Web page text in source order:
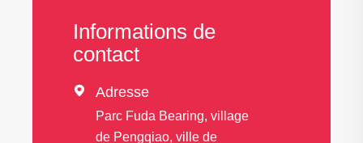
Informations de
contact
 Adresse
Parc Fuda Bearing, village
de Pengqiao, ville de